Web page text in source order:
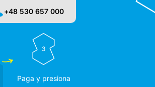
+48 530 657 000
3
Paga y presiona